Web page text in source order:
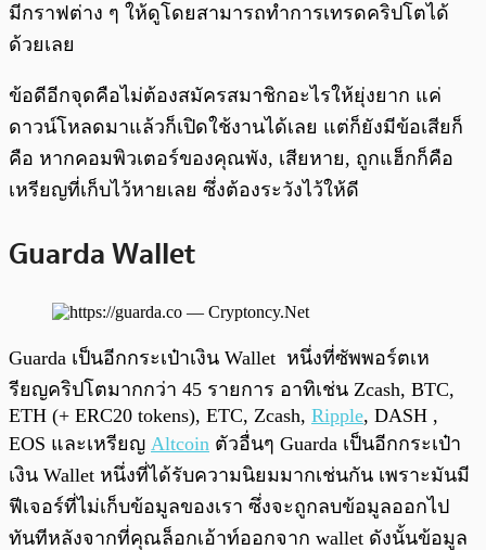
มีกราฟต่าง ๆ ให้ดูโดยสามารถทำการเทรดคริปโตได้
ด้วยเลย
ข้อดีอีกจุดคือไม่ต้องสมัครสมาชิกอะไรให้ยุ่งยาก แค่
ดาวน์โหลดมาแล้วก็เปิดใช้งานได้เลย แต่ก็ยังมีข้อเสียก็
คือ หากคอมพิวเตอร์ของคุณพัง, เสียหาย, ถูกแฮ็กก็คือ
เหรียญที่เก็บไว้หายเลย ซึ่งต้องระวังไว้ให้ดี
Guarda Wallet
Guarda เป็นอีกกระเป๋าเงิน Wallet หนึ่งที่ซัพพอร์ตเห
รียญคริปโตมากกว่า 45 รายการ อาทิเช่น Zcash, BTC,
ETH (+ ERC20 tokens), ETC, Zcash, Ripple, DASH ,
EOS และเหรียญ Altcoin ตัวอื่นๆ Guarda เป็นอีกกระเป๋า
เงิน Wallet หนึ่งที่ได้รับความนิยมมากเช่นกัน เพราะมันมี
ฟีเจอร์ที่ไม่เก็บข้อมูลของเรา ซึ่งจะถูกลบข้อมูลออกไป
ทันทีหลังจากที่คุณล็อกเอ้าท์ออกจาก wallet ดังนั้นข้อมูล